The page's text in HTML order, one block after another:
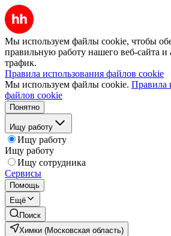
Мы используем файлы cookie, чтобы
правильную работу нашего веб-сайта и
трафик.
Правила использования файлов cookie
Мы используем файлы cookie. Правила
файлов cookie
Понятно
Ищу работу
Ищу работу
Ищу работу
Ищу сотрудника
Сервисы
Помощь
Ещё
Поиск
Химки (Московская область)